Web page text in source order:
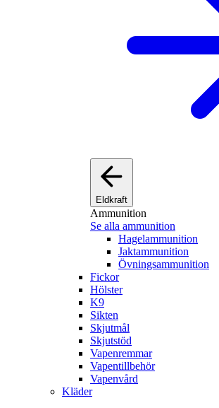
Eldkraft
Ammunition
Se alla ammunition
Hagelammunition
Jaktammunition
Övningsammunition
Fickor
Hölster
K9
Sikten
Skjutmål
Skjutstöd
Vapenremmar
Vapentillbehör
Vapenvård
Kläder